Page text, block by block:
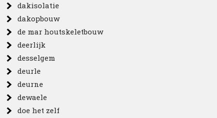
dakisolatie
dakopbouw
de mar houtskeletbouw
deerlijk
desselgem
deurle
deurne
dewaele
doe het zelf